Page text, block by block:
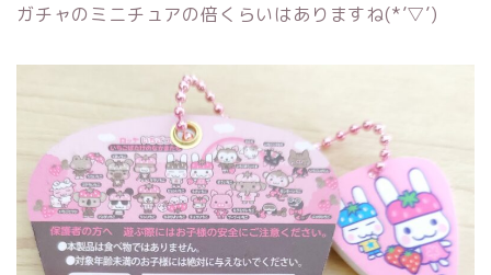
ガチャのミニチュアの倍くらいはありますね(*’▽’)